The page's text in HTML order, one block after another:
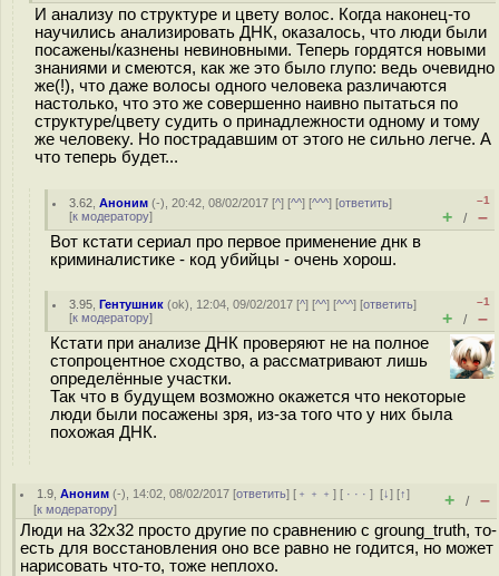
И анализу по структуре и цвету волос. Когда наконец-то
научились анализировать ДНК, оказалось, что люди были
посажены/казнены невиновными. Теперь гордятся новыми
знаниями и смеются, как же это было глупо: ведь очевидно
же(!), что даже волосы одного человека различаются
настолько, что это же совершенно наивно пытаться по
структуре/цвету судить о принадлежности одному и тому
же человеку. Но пострадавшим от этого не сильно легче. А
что теперь будет...
3.62 ,Аноним (-), 20:42, 08/02/2017 [^] [^^] [^^^] [ответить]
[к модератору]
–1
+ / –
Вот кстати сериал про первое применение днк в
криминалистике - код убийцы - очень хорош.
3.95 ,Гентушник (ok), 12:04, 09/02/2017 [^] [^^] [^^^] [ответить]
[к модератору]
–1
+ / –
Кстати при анализе ДНК проверяют не на полное
стопроцентное сходство, а рассматривают лишь
определённые участки.
Так что в будущем возможно окажется что некоторые
люди были посажены зря, из-за того что у них была
похожая ДНК.
1.9 ,Аноним (-), 14:02, 08/02/2017 [ответить] [ ﹢﹢﹢] [ · · ·][↓] [↑]
[к модератору] + / –
Люди на 32х32 просто другие по сравнению с groung_truth, то-
есть для восстановления оно все равно не годится, но может
нарисовать что-то, тоже неплохо.